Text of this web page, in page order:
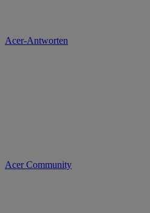
Acer-Antworten
Acer Community